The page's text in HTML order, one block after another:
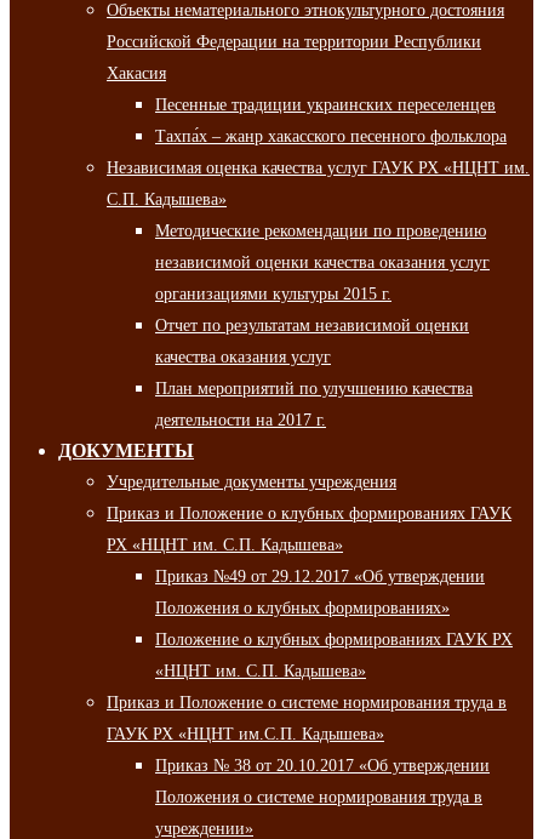
Объекты нематериального этнокультурного достояния
Российской Федерации на территории Республики
Хакасия
Песенные традиции украинских переселенцев
Тахпа́х – жанр хакасского песенного фольклора
Независимая оценка качества услуг ГАУК РХ «НЦНТ им.
С.П. Кадышева»
Методические рекомендации по проведению
независимой оценки качества оказания услуг
организациями культуры 2015 г.
Отчет по результатам независимой оценки
качества оказания услуг
План мероприятий по улучшению качества
деятельности на 2017 г.
ДОКУМЕНТЫ
Учредительные документы учреждения
Приказ и Положение о клубных формированиях ГАУК
РХ «НЦНТ им. С.П. Кадышева»
Приказ №49 от 29.12.2017 «Об утверждении
Положения о клубных формированиях»
Положение о клубных формированиях ГАУК РХ
«НЦНТ им. С.П. Кадышева»
Приказ и Положение о системе нормирования труда в
ГАУК РХ «НЦНТ им.С.П. Кадышева»
Приказ № 38 от 20.10.2017 «Об утверждении
Положения о системе нормирования труда в
учреждении»